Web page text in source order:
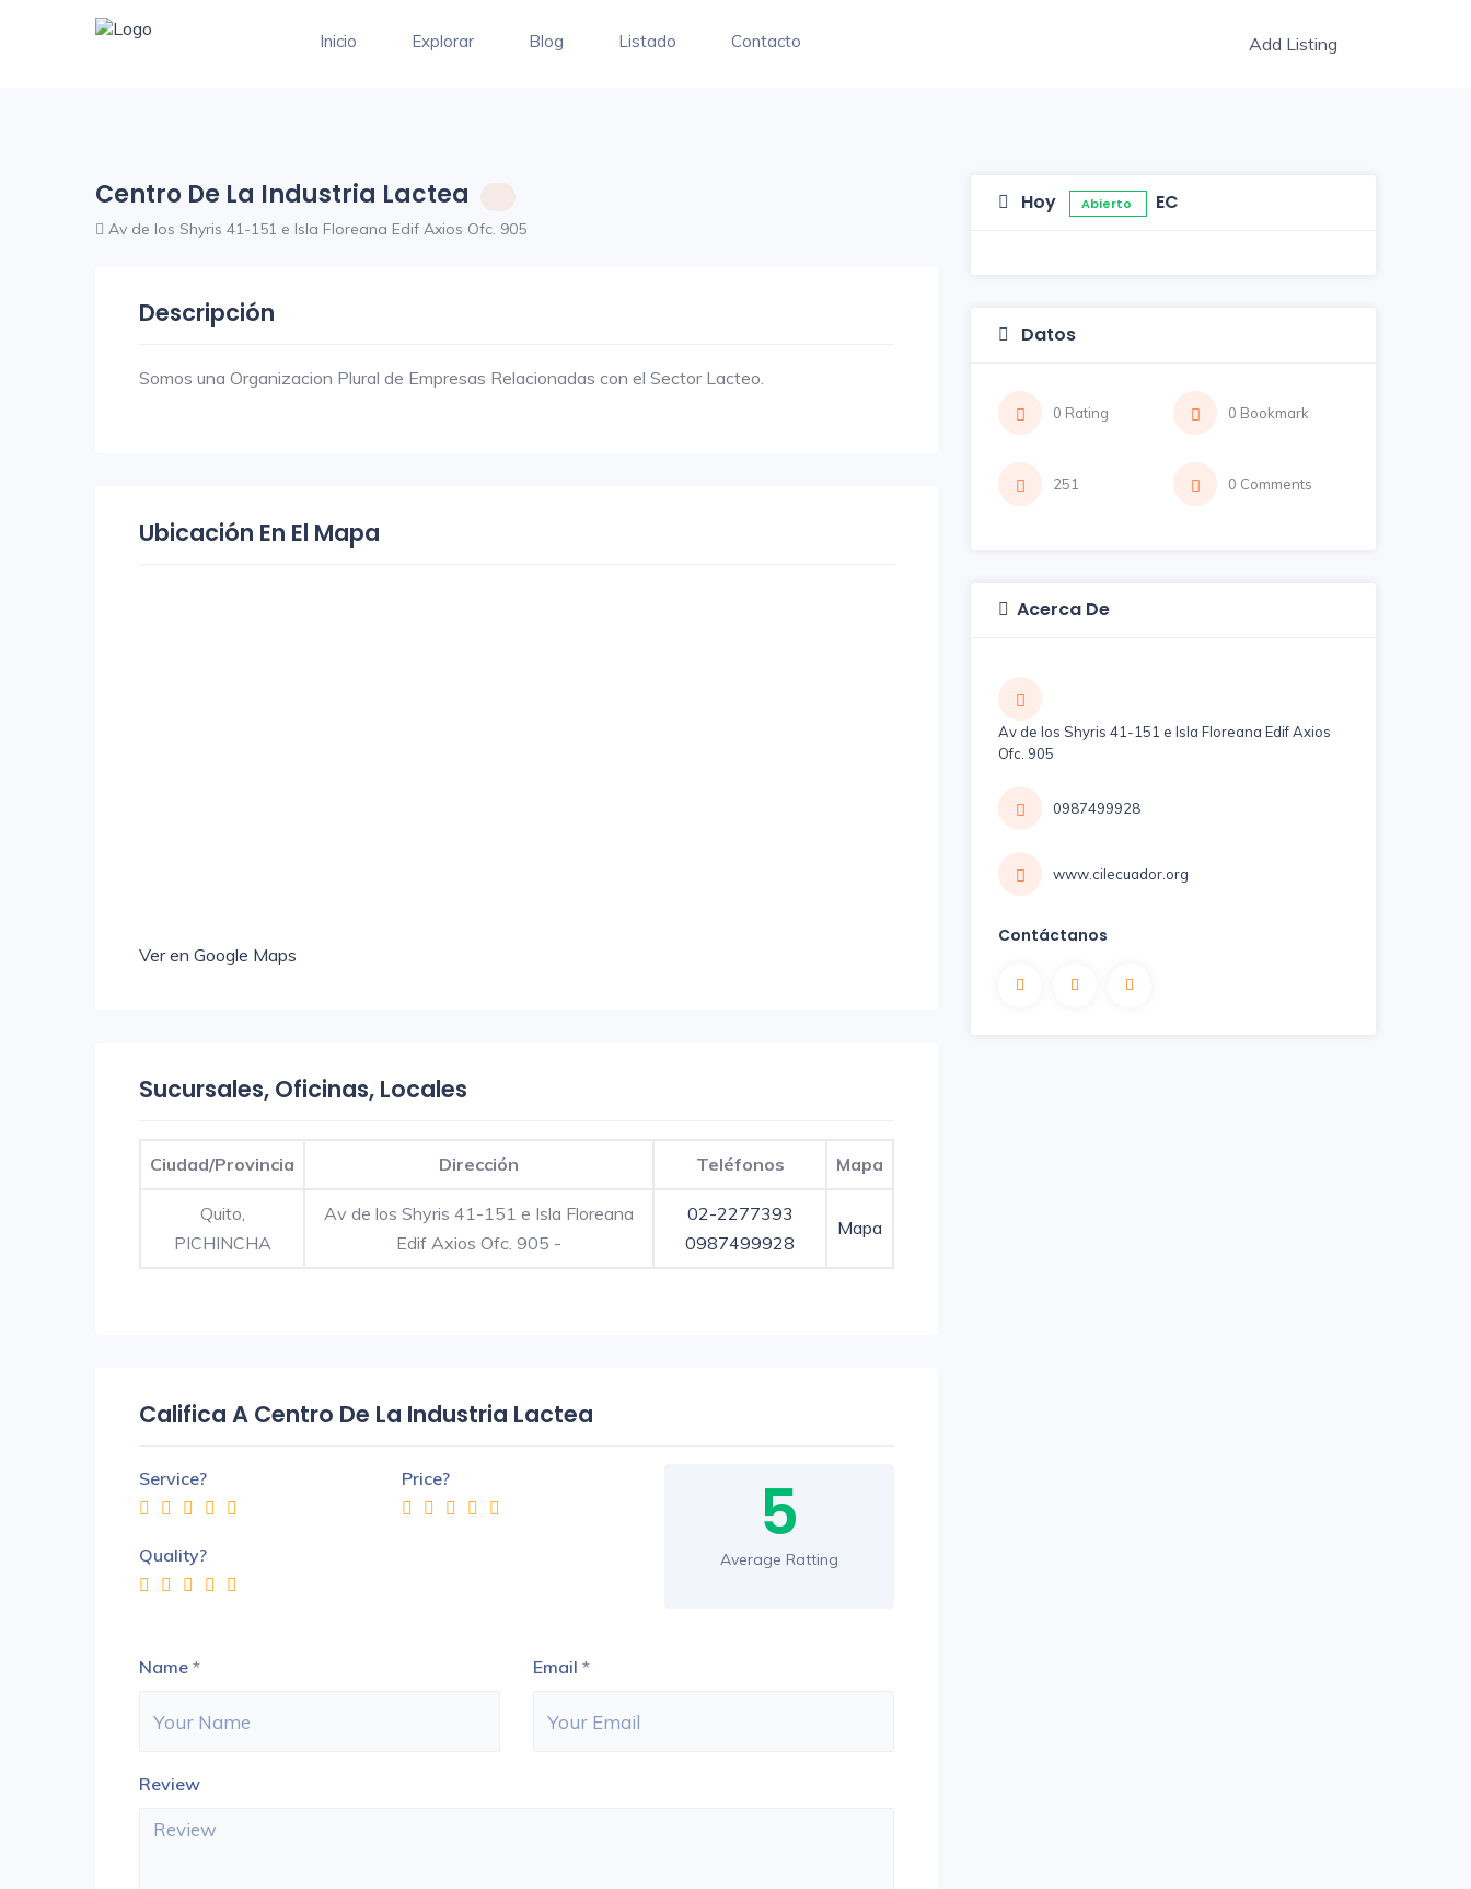
Add Listing
Inicio Explorar Blog Listado Contacto
Centro De La Industria Lactea
Av de los Shyris 41-151 e Isla Floreana Edif Axios Ofc. 905
Descripción
Somos una Organizacion Plural de Empresas Relacionadas con el Sector Lacteo.
Ubicación En El Mapa
Ver en Google Maps
Sucursales, Oficinas, Locales
Ciudad/Provincia Dirección Teléfonos Mapa
Quito,
PICHINCHA
Av de los Shyris 41-151 e Isla Floreana
Edif Axios Ofc. 905 -
02-2277393
0987499928
Mapa
Califica A Centro De La Industria Lactea
Service? Price?
Quality? 5
Average Ratting
Name * Email *
Review
Hoy Abierto EC
Datos
0 Rating 0 Bookmark
251 0 Comments
Acerca De
Av de los Shyris 41-151 e Isla Floreana Edif Axios
Ofc. 905
0987499928
www.cilecuador.org
Contáctanos